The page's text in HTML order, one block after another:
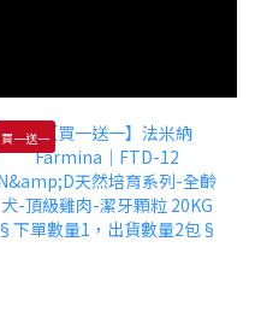
買一送一